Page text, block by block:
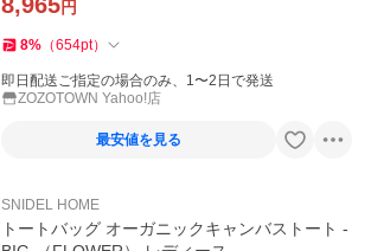
円
8% （654pt）
即日配送ご指定の場合のみ、1〜2日で発送
ZOZOTOWN Yahoo!店
最安値を見る
SNIDEL HOME
トートバッグ オーガニックキャンバストート -